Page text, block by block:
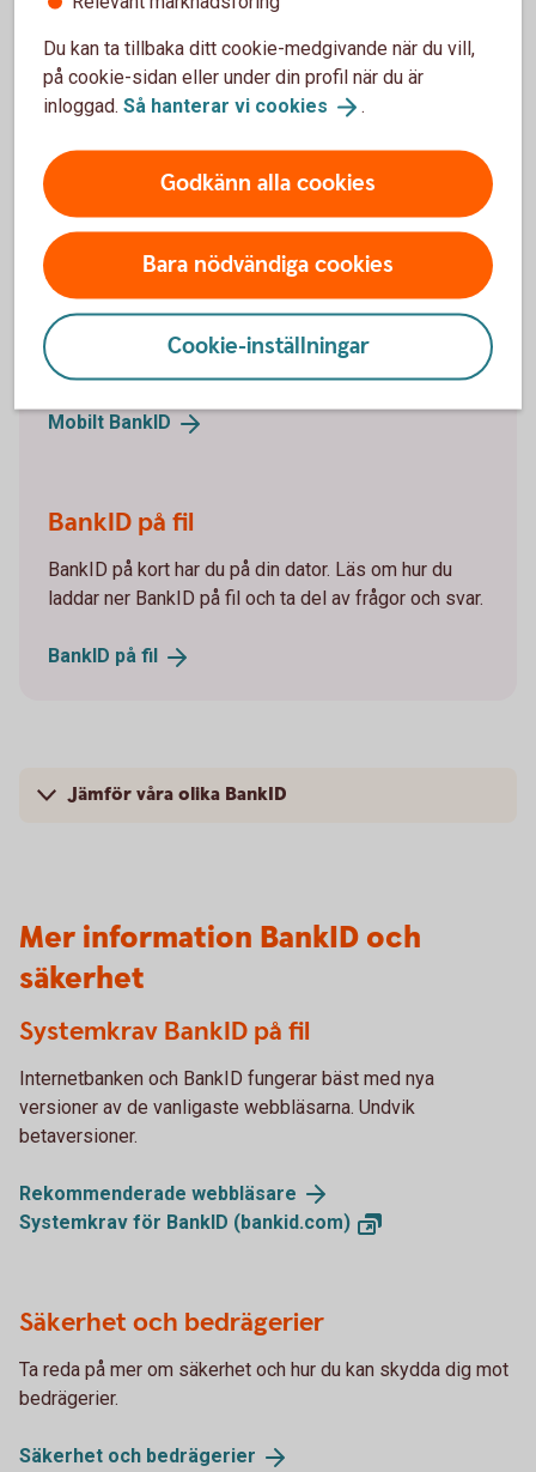
Mitt lösenord är låst. Hur låser jag upp det?
Vill du beställa ett BankID
online?
Mobilt BankID
Mobilt BankID har du på din mobil. Läs om hur du
beställer Mobilt BankID och ta del av frågor och svar.
Mobilt BankID
BankID på fil
BankID på kort har du på din dator. Läs om hur du
laddar ner BankID på fil och ta del av frågor och svar.
BankID på fil
Jämför våra olika BankID
Mer information BankID och
säkerhet
Systemkrav BankID på fil
Internetbanken och BankID fungerar bäst med nya
versioner av de vanligaste webbläsarna. Undvik
betaversioner.
Rekommenderade webbläsare
Systemkrav för BankID (bankid.com)
Säkerhet och bedrägerier
Ta reda på mer om säkerhet och hur du kan skydda dig mot
bedrägerier.
Säkerhet och bedrägerier
Du kan ta tillbaka ditt cookie-medgivande när du vill,
på cookie-sidan eller under din profil när du är
inloggad. Så hanterar vi cookies .
Godkänn alla cookies
Bara nödvändiga cookies
Cookie-inställningar